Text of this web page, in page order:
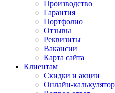
Производство
Гарантия
Портфолио
Отзывы
Реквизиты
Вакансии
Карта сайта
Клиентам
Скидки и акции
Онлайн-калькулятор